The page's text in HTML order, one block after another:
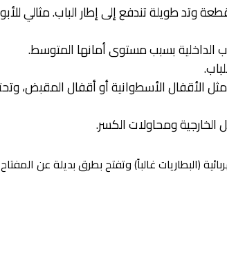
وتد طويلة تندفع إلى إطار الباب. مثالي
الداخلية بسبب مستوى أمانها المتوسط.
مثل الأقفال الأسطوانية أو أقفال المقبض،
ومحاولات الكسر.
(البطاريات غالباً) وتفتح بطرق بديلة عن المفتاح